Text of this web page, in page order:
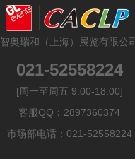
智奥瑞和（上海）展览有限公
021-52558224
[周一至周五 9:00-18:00]
客服QQ：2897360374
市场部电话：021-52558224